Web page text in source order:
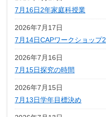
7月16日2年家庭科授業
2026年7月17日
7月14日CAPワークショップ2
2026年7月16日
7月15日探究の時間
2026年7月15日
7月13日学年目標決め